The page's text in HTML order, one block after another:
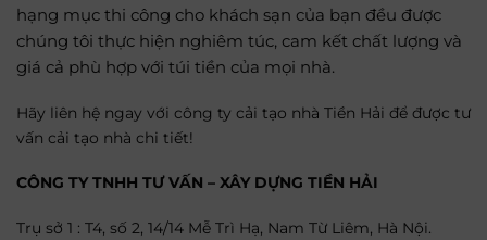
hạng mục thi công cho khách sạn của bạn đều được
chúng tôi thực hiện nghiêm túc, cam kết chất lượng và
giá cả phù hợp với túi tiền của mọi nhà.
Hãy liên hệ ngay với công ty cải tạo nhà Tiền Hải để được tư
vấn cải tạo nhà chi tiết!
CÔNG TY TNHH TƯ VẤN – XÂY DỰNG TIỀN HẢI
Trụ sở 1 : T4, số 2, 14/14 Mễ Trì Hạ, Nam Từ Liêm, Hà Nội.